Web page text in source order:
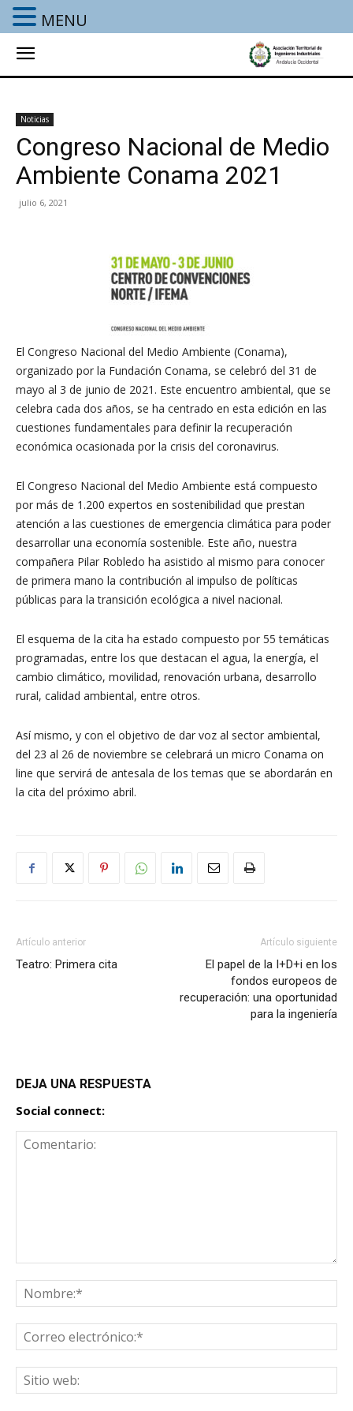
Noticias
Congreso Nacional de Medio
Ambiente Conama 2021
julio 6, 2021
El Congreso Nacional del Medio Ambiente (Conama),
organizado por la Fundación Conama, se celebró del 31 de
mayo al 3 de junio de 2021. Este encuentro ambiental, que se
celebra cada dos años, se ha centrado en esta edición en las
cuestiones fundamentales para definir la recuperación
económica ocasionada por la crisis del coronavirus.
El Congreso Nacional del Medio Ambiente está compuesto
por más de 1.200 expertos en sostenibilidad que prestan
atención a las cuestiones de emergencia climática para poder
desarrollar una economía sostenible. Este año, nuestra
compañera Pilar Robledo ha asistido al mismo para conocer
de primera mano la contribución al impulso de políticas
públicas para la transición ecológica a nivel nacional.
El esquema de la cita ha estado compuesto por 55 temáticas
programadas, entre los que destacan el agua, la energía, el
cambio climático, movilidad, renovación urbana, desarrollo
rural, calidad ambiental, entre otros.
Así mismo, y con el objetivo de dar voz al sector ambiental,
del 23 al 26 de noviembre se celebrará un micro Conama on
line que servirá de antesala de los temas que se abordarán en
la cita del próximo abril.
Artículo anterior
Teatro: Primera cita
Artículo siguiente
El papel de la I+D+i en los
fondos europeos de
recuperación: una oportunidad
para la ingeniería
DEJA UNA RESPUESTA
Social connect:
MENU